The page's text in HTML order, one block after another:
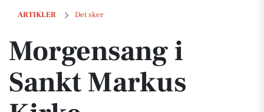
ARTIKLER Det sker
Morgensang i Sankt Markus Kirke
Morgensang i
Sankt Markus